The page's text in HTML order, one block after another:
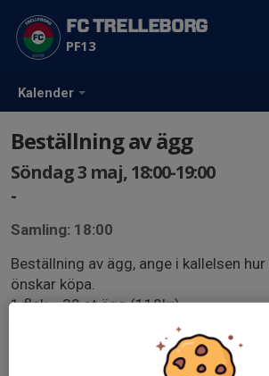
Kalender
FC TRELLEBORG
PF13
Beställning av ägg
Söndag 3 maj, 18:00-19:00
-
Samling: 18:00
Beställning av ägg, ange i kallelsen
önskar köpa.
1 flak = 30 st ägg (110kr)
Hämtning på Sjöviksvägen 7 (NON
Torsdagen efter på träningstiden kl